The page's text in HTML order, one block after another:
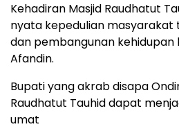
Kehadiran Masjid Raudhatut
nyata kepedulian masyarakat
dan pembangunan kehidupan
Afandin.
Bupati yang akrab disapa
Raudhatut Tauhid dapat
umat